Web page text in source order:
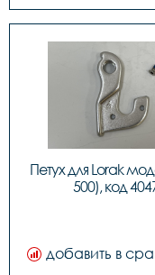
Петух для Lorak
500), код
добавить в